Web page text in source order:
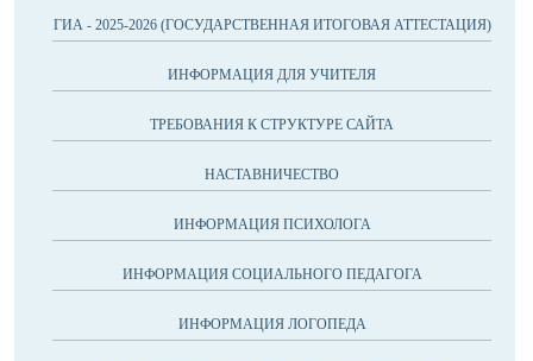
ГИА - 2025-2026 (ГОСУДАРСТВЕННАЯ ИТОГОВАЯ АТТЕСТАЦИЯ)
ИНФОРМАЦИЯ ДЛЯ УЧИТЕЛЯ
ТРЕБОВАНИЯ К СТРУКТУРЕ САЙТА
НАСТАВНИЧЕСТВО
ИНФОРМАЦИЯ ПСИХОЛОГА
ИНФОРМАЦИЯ СОЦИАЛЬНОГО ПЕДАГОГА
ИНФОРМАЦИЯ ЛОГОПЕДА